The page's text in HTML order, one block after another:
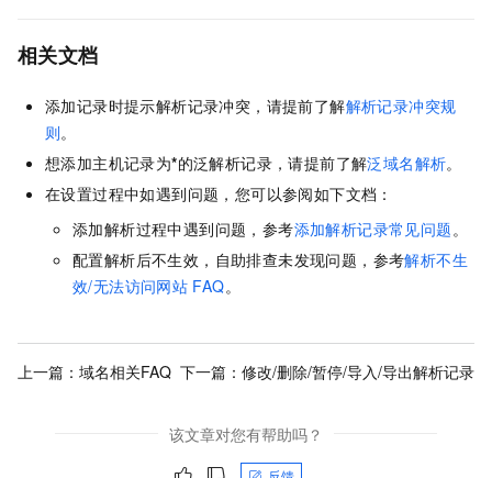
相关文档
添加记录时提示解析记录冲突，请提前了解解析记录冲突规
则。
想添加主机记录为*的泛解析记录，请提前了解泛域名解析。
在设置过程中如遇到问题，您可以参阅如下文档：
添加解析过程中遇到问题，参考添加解析记录常见问题 。
配置解析后不生效，自助排查未发现问题，参考解析不生
效/无法访问网站 FAQ。
上一篇： 域名相关FAQ 下一篇： 修改/删除/暂停/导入/导出解析记录
该文章对您有帮助吗？